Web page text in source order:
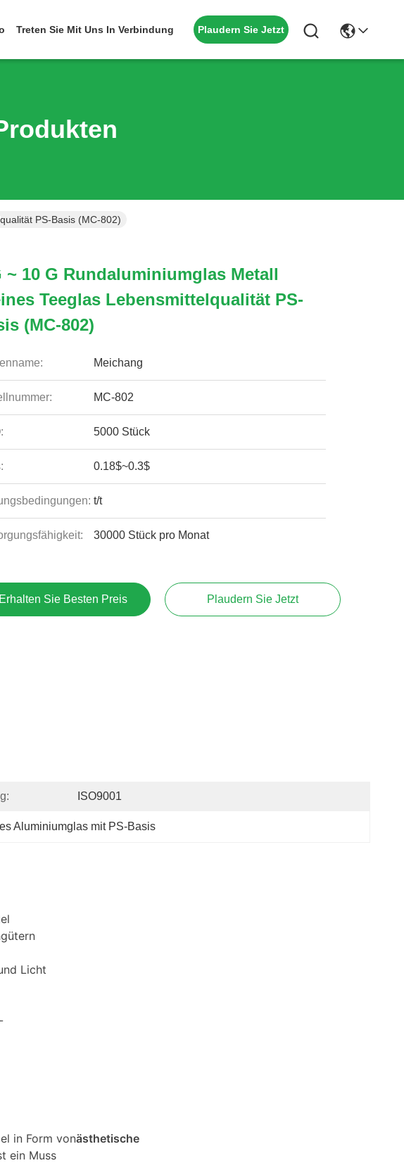
Treten Sie Mit Uns In Verbindung Plaudern Sie Jetzt
PS-Basis (MC-802)
~ 10 G Rundaluminiumglas Metall
Teeglas Lebensmittelqualität PS-
(MC-802)
Meichang
MC-802
5000 Stück
0.18$~0.3$
t/t
30000 Stück pro Monat
Erhalten Sie Besten Preis Plaudern Sie Jetzt
ISO9001
Aluminiumglas mit PS-Basis
Licht
in Form vonästhetische
ein Muss